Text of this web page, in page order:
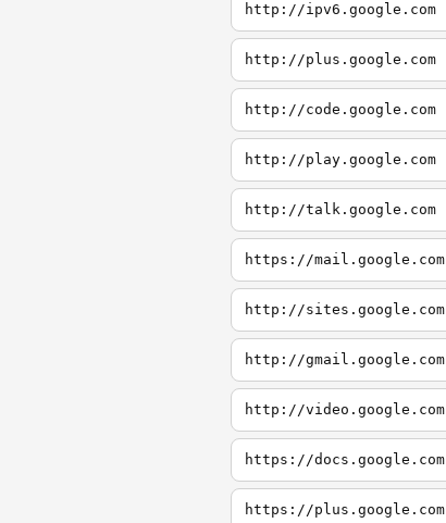
http://ipv6.google.com
http://plus.google.com
http://code.google.com
http://play.google.com
http://talk.google.com
https://mail.google.com
http://sites.google.com
http://gmail.google.com
http://video.google.com
https://docs.google.com
https://plus.google.com